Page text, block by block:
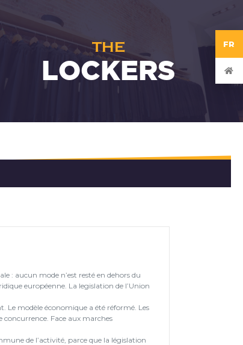
THE
LOCKERS
FR
: aucun mode n’est resté en dehors du
européenne. La legislation de l’Union
Le modèle économique a été réformé. Les
Face aux marches
de l’activité, parce que la législation